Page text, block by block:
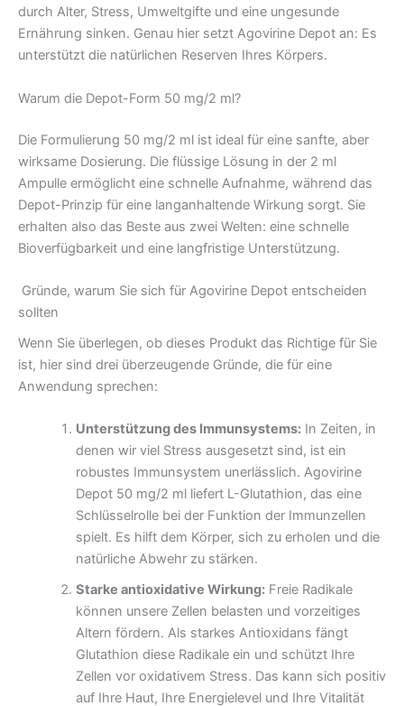
durch Alter, Stress, Umweltgifte und eine ungesunde
Ernährung sinken. Genau hier setzt Agovirine Depot an: Es
unterstützt die natürlichen Reserven Ihres Körpers.
Warum die Depot-Form 50 mg/2 ml?
Die Formulierung 50 mg/2 ml ist ideal für eine sanfte, aber
wirksame Dosierung. Die flüssige Lösung in der 2 ml
Ampulle ermöglicht eine schnelle Aufnahme, während das
Depot-Prinzip für eine langanhaltende Wirkung sorgt. Sie
erhalten also das Beste aus zwei Welten: eine schnelle
Bioverfügbarkeit und eine langfristige Unterstützung.
Gründe, warum Sie sich für Agovirine Depot entscheiden
sollten
Wenn Sie überlegen, ob dieses Produkt das Richtige für Sie
ist, hier sind drei überzeugende Gründe, die für eine
Anwendung sprechen:
Unterstützung des Immunsystems:In Zeiten, in
denen wir viel Stress ausgesetzt sind, ist ein
robustes Immunsystem unerlässlich. Agovirine
Depot 50 mg/2 ml liefert L-Glutathion, das eine
Schlüsselrolle bei der Funktion der Immunzellen
spielt. Es hilft dem Körper, sich zu erholen und die
natürliche Abwehr zu stärken.
Starke antioxidative Wirkung:Freie Radikale
können unsere Zellen belasten und vorzeitiges
Altern fördern. Als starkes Antioxidans fängt
Glutathion diese Radikale ein und schützt Ihre
Zellen vor oxidativem Stress. Das kann sich positiv
auf Ihre Haut, Ihre Energielevel und Ihre Vitalität